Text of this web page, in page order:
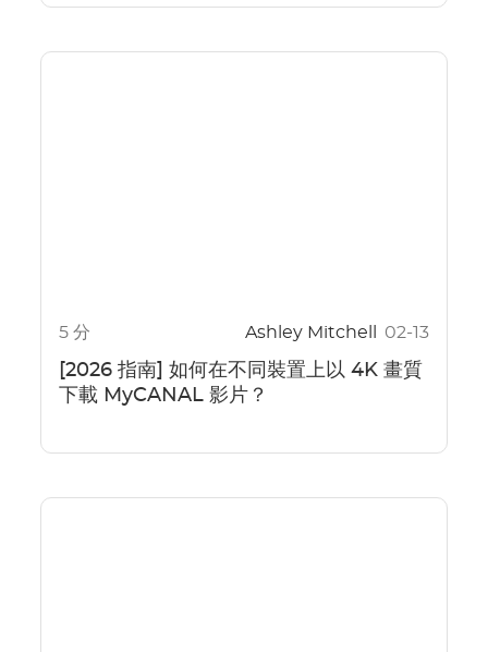
5 分 Ashley Mitchell 02-13
[2026 指南] 如何在不同裝置上以 4K 畫質
下載 MyCANAL 影片？